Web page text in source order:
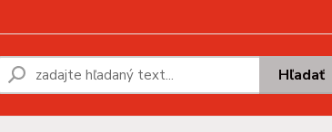
Hľadať